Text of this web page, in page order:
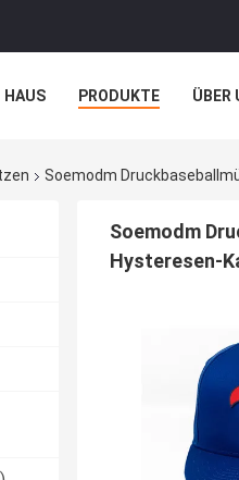
HAUS PRODUKTE ÜBER
Soemodm
Soemodm
Hysteresen-